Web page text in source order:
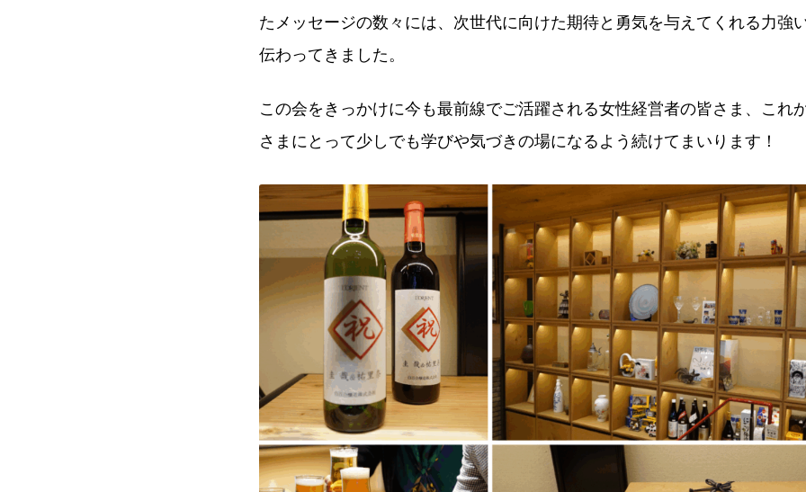
たメッセージの数々には、次世代に向けた期待と勇気を与えてくれる力強
伝わってきました。
この会をきっかけに今も最前線でご活躍される女性経営者の皆さま、これ
さまにとって少しでも学びや気づきの場になるよう続けてまいります！